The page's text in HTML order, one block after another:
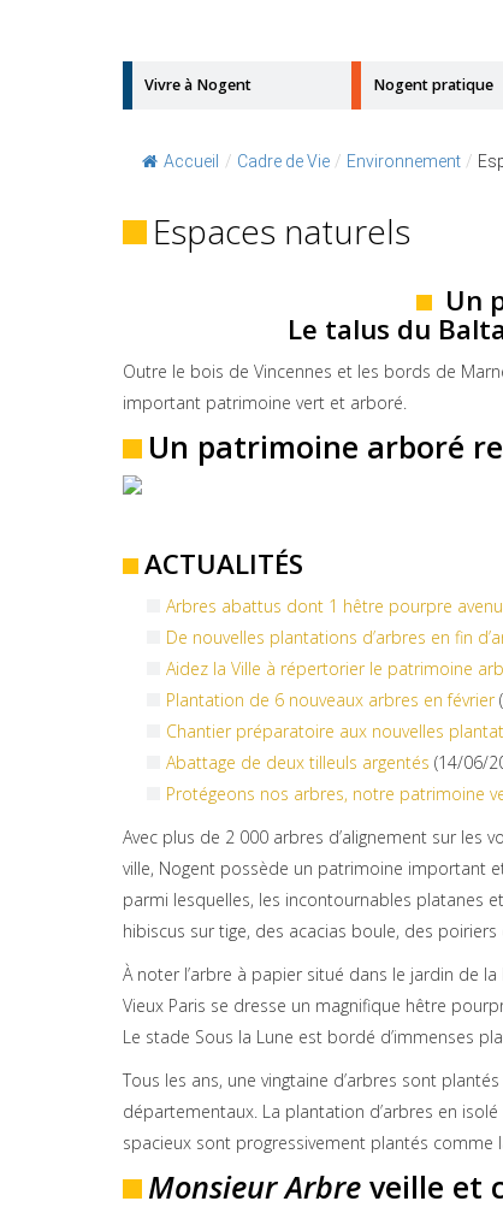
Vivre à Nogent Nogent pratique
Accueil / Cadre de Vie / Environnement /
Espaces naturels
Un
Le talus du
Outre le bois de Vincennes et les bords de
important patrimoine vert et arboré.
Un patrimoine arboré
ACTUALITÉS
Arbres abattus dont 1 hêtre pourpre
De nouvelles plantations d’arbres en fin
Aidez la Ville à répertorier le patrimoine
Plantation de 6 nouveaux arbres en février
Chantier préparatoire aux nouvelles
Abattage de deux tilleuls argentés (14/06/
Protégeons nos arbres, notre patrimoine
Avec plus de 2 000 arbres d’alignement sur les
ville, Nogent possède un patrimoine important
parmi lesquelles, les incontournables platanes
hibiscus sur tige, des acacias boule, des
À noter l’arbre à papier situé dans le jardin de
Vieux Paris se dresse un magnifique hêtre
Le stade Sous la Lune est bordé d’immenses
Tous les ans, une vingtaine d’arbres sont
départementaux. La plantation d’arbres en
spacieux sont progressivement plantés
Monsieur Arbre veille et